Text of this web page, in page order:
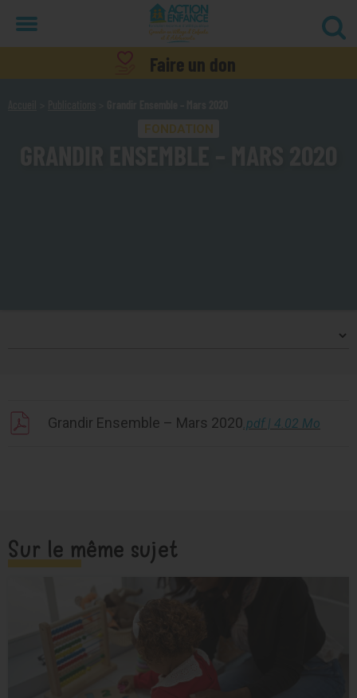
Faire un don
FONDATION
Grandir Ensemble – Mars 2020 .pdf | 4.02 Mo
Sur le même sujet